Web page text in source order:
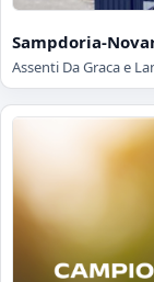
Sampdoria-
Assenti Da Graca e